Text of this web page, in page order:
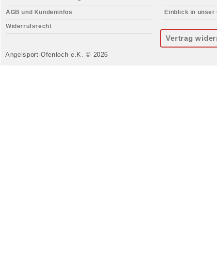
AGB und Kundeninfos
Widerrufsrecht
Einblick in unser
Vertrag
Angelsport-Ofenloch e.K. © 2026